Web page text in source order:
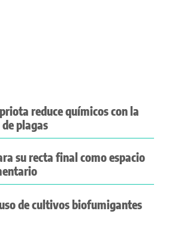
reduce químicos con la
plagas
su recta final como espacio
de cultivos biofumigantes